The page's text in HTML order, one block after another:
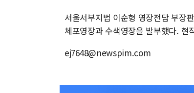
서울서부지법 이순형 영장전담 부장
체포영장과 수색영장을 발부했다.
ej7648@newspim.com